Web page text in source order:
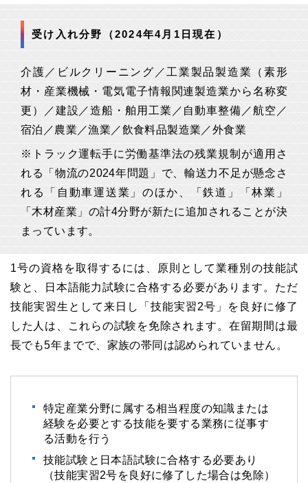
受け入れ分野（2024年4月1日現在）
介護／ビルクリーニング／工業製品製造業（素形
材・産業機械・電気電子情報関連製造業から名称変
更）／建設／造船・舶用工業／自動車整備／航空／
宿泊／農業／漁業／飲食料品製造業／外食業
※ トラック運転手に労働基準法の残業規制が適用さ
れる「物流の2024年問題」で、輸送力不足が懸念さ
れる「自動車運送業」のほか、「鉄道」「林業」
「木材産業」の計4分野が新たに追加されることが決
まっています。
1号の資格を取得するには、原則として業種別の技能試
験と、日本語能力試験に合格する必要があります。ただ
技能実習生として来日し「技能実習2号」を良好に修了
した人は、これらの試験を免除されます。在留期間は最
長でも5年までで、家族の帯同は認められていません。
特定産業分野に属する相当程度の知識または
経験を必要とする技能を要する業務に従事す
る活動を行う
技能試験と日本語試験に合格する必要あり
（技能実習2号を良好に修了した場合は免除）